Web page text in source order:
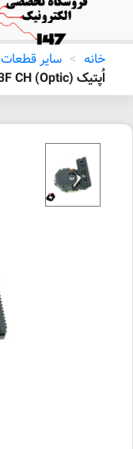
خانه > سایر قطعات
اُپتیک (Optic) KSS-213F CH